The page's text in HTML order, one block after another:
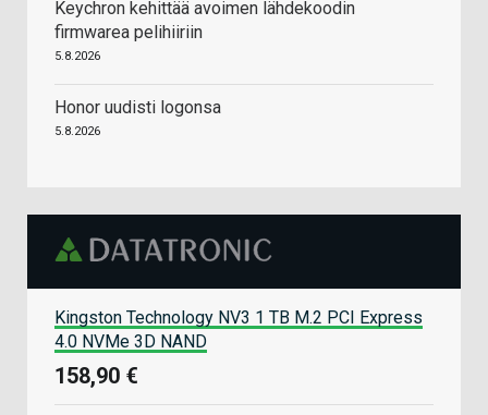
Keychron kehittää avoimen lähdekoodin
firmwarea pelihiiriin
5.8.2026
Honor uudisti logonsa
5.8.2026
Kingston Technology NV3 1 TB M.2 PCI Express
4.0 NVMe 3D NAND
158,90 €